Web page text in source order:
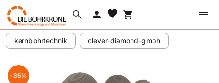
search person favorite shopping_cart
kernbohrtechnik clever-diamond-gmbh
-35%